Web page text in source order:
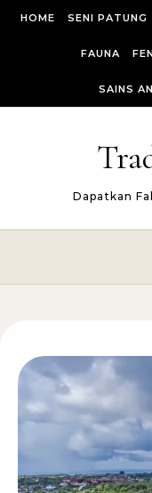
HOME SENI PATUNG
FAUNA
SAINS
Dapatkan